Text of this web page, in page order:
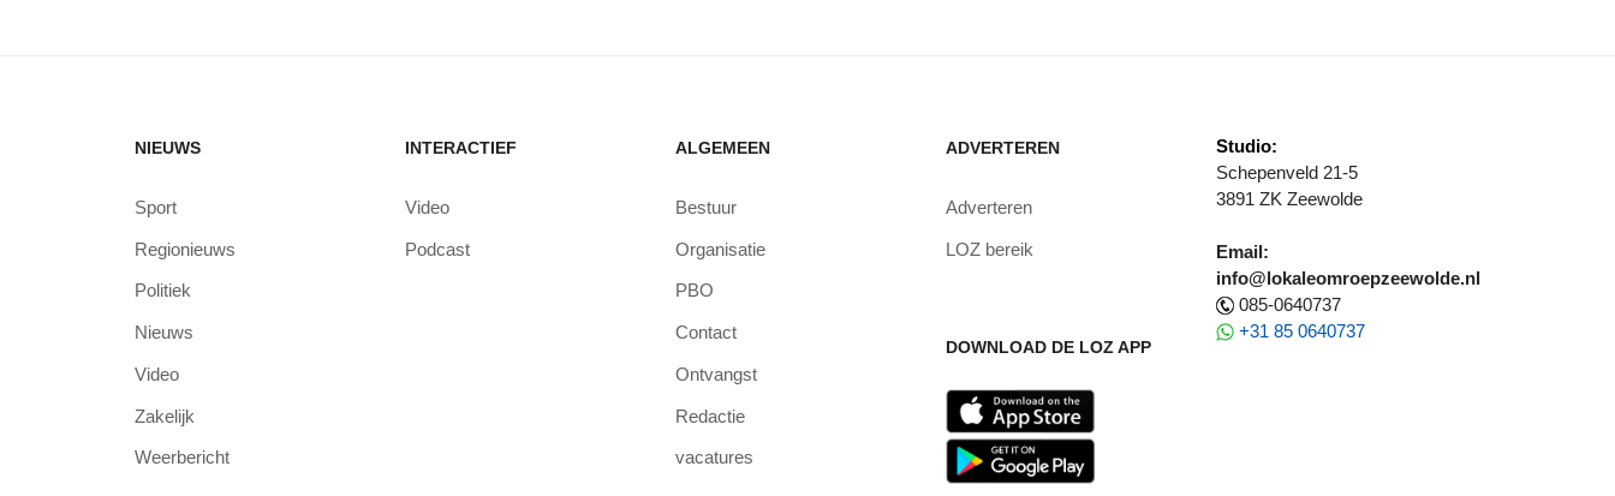
NIEUWS
Sport
Regionieuws
Politiek
Nieuws
Video
Zakelijk
Weerbericht
INTERACTIEF
Video
Podcast
ALGEMEEN
Bestuur
Organisatie
PBO
Contact
Ontvangst
Redactie
vacatures
ADVERTEREN
Adverteren
LOZ bereik
DOWNLOAD DE LOZ APP
Studio:
Schepenveld 21-5
3891 ZK Zeewolde
Email:
info@lokaleomroepzeewolde.nl
085-0640737
+31 85 0640737